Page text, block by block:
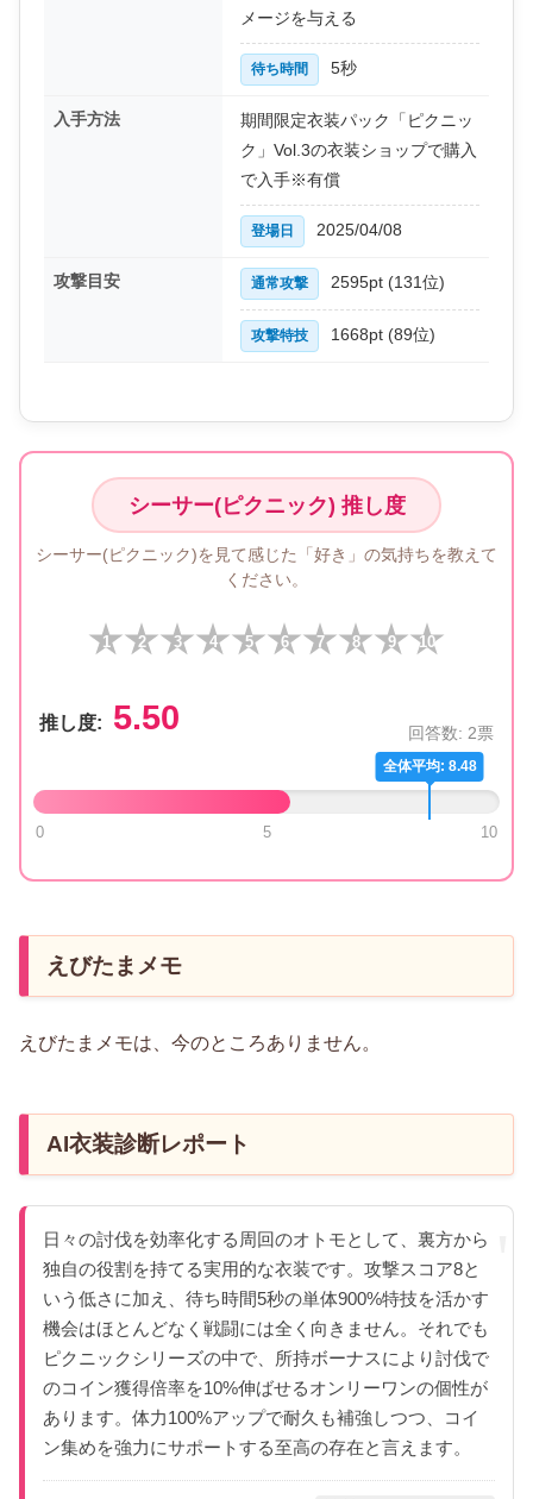
メージを与える
待ち時間 5秒
入手方法
期間限定衣装パック「ピクニッ
ク」Vol.3の衣装ショップで購入
で入手※有償
登場日 2025/04/08
攻撃目安 通常攻撃 2595pt (131位)
攻撃特技 1668pt (89位)
シーサー(ピクニック) 推し度
シーサー(ピクニック)を見て感じた「好き」の気持ちを教えて
ください。
10
9
8
7
6
5
4
3
2
1
推し度: 5.50 回答数: 2票
全体平均: 8.48
0 5 10
えびたまメモ
えびたまメモは、今のところありません。
AI衣装診断レポート
日々の討伐を効率化する周回のオトモとして、裏方から
独自の役割を持てる実用的な衣装です。攻撃スコア8と
いう低さに加え、待ち時間5秒の単体900%特技を活かす
機会はほとんどなく戦闘には全く向きません。それでも
ピクニックシリーズの中で、所持ボーナスにより討伐で
のコイン獲得倍率を10%伸ばせるオンリーワンの個性が
あります。体力100%アップで耐久も補強しつつ、コイ
ン集めを強力にサポートする至高の存在と言えます。